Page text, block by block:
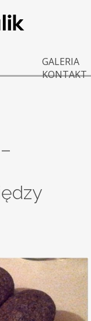
GALERIA
KONTAKT